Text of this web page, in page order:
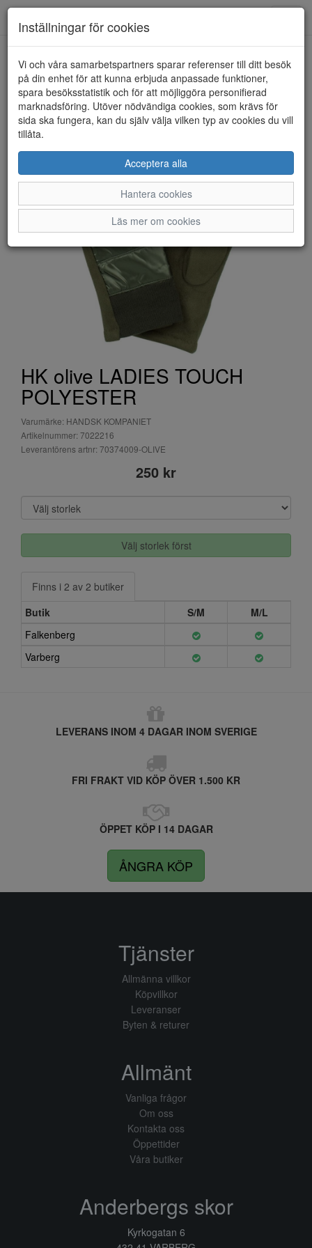
HEM HANDSK KOMPANIET
HK olive LADIES TOUCH
POLYESTER
Varumärke: HANDSK KOMPANIET
Artikelnummer: 7022216
Leverantörens artnr: 70374009-OLIVE
250 kr
Välj storlek först
Finns i 2 av 2 butiker
Butik
S/M
M/L
Falkenberg
Varberg
LEVERANS INOM 4 DAGAR INOM SVERIGE
FRI FRAKT VID KÖP ÖVER 1.500 KR
ÖPPET KÖP I 14 DAGAR
ÅNGRA KÖP
Inställningar för cookies
Vi och våra samarbetspartners sparar referenser till ditt besök
på din enhet för att kunna erbjuda anpassade funktioner,
spara besöksstatistik och för att möjliggöra personifierad
marknadsföring. Utöver nödvändiga cookies, som krävs för
sida ska fungera, kan du själv välja vilken typ av cookies du vill
tillåta.
Acceptera alla
Hantera cookies
Läs mer om cookies
Tjänster
Allmänna villkor
Köpvillkor
Leveranser
Byten & returer
Allmänt
Vanliga frågor
Om oss
Kontakta oss
Öppettider
Våra butiker
Anderbergs skor
Kyrkogatan 6